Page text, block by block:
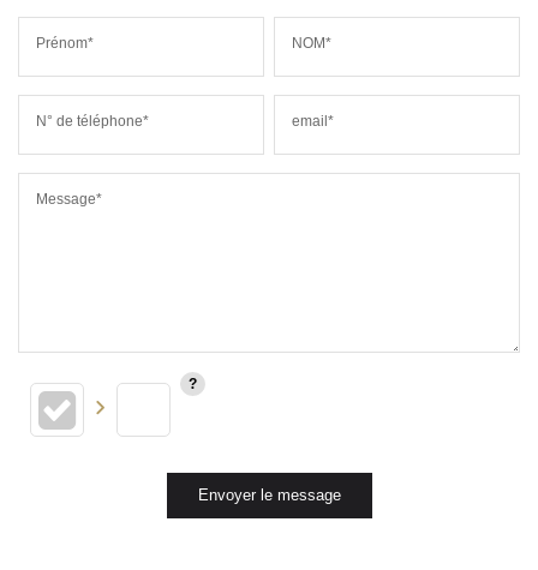
Prénom* NOM*
N° de téléphone* email*
Message*
Envoyer le message